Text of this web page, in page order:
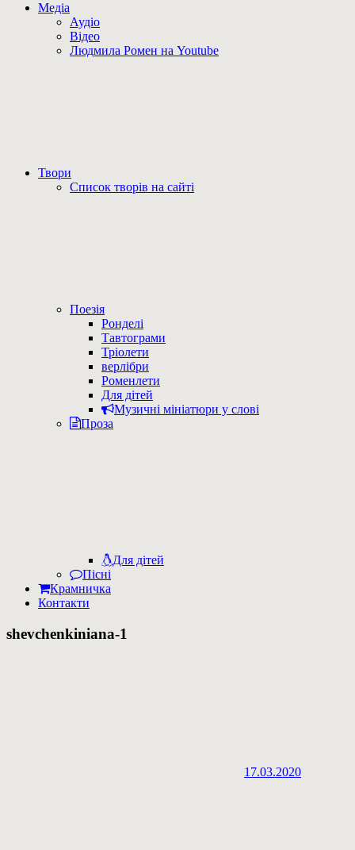
Медіа
Аудіо
Відео
Людмила Ромен на Youtube
Твори
Список творів на сайті
Поезія
Ронделі
Тавтограми
Тріолети
верлібри
Роменлети
Для дітей
Музичні мініатюри у слові
Проза
Для дітей
Пісні
Крамничка
Контакти
shevchenkiniana-1
17.03.2020